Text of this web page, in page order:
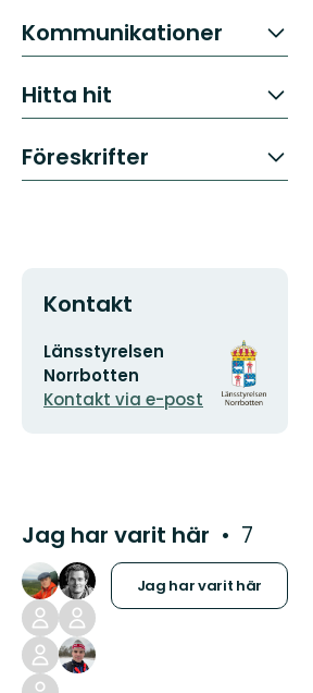
Kommunikationer
Hitta hit
Föreskrifter
Kontakt
E-
postadress
Länsstyrelsen
Norrbotten
Kontakt via e-post
logotyp
Jag har varit här 7
Jag har varit här